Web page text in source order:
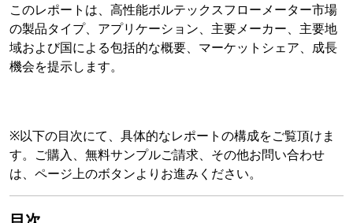
このレポートは、高性能ボルテックスフローメーター市場
の製品タイプ、アプリケーション、主要メーカー、主要地
域および国による包括的な概要、マーケットシェア、成長
機会を提示します。
※以下の目次にて、具体的なレポートの構成をご覧頂けま
す。ご購入、無料サンプルご請求、その他お問い合わせ
は、ページ上のボタンよりお進みください。